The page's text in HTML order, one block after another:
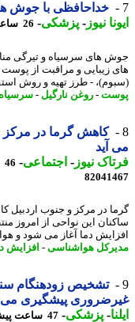
خداحافظی با جوش های
نیوز-پزشکی-26 ساعت پیش - شنبه 17 مرداد 1405، 10:46
های سرسیاه و تیرگی منافذ
زیبایی و مراقبت از پوست
- طرز تهیه و روش استفاده: 1. مخلوط
-روغن نارگیل -سرسیاه-
کاهش گرما در مرکز و
نیوز-اجتماعی-46 ساعت پیش - جمعه 16 مرداد 1405، 14:40
در مرکز و جنوب اردبیل
این نواحی از امروز منتظر
دما آغاز می شود و هوای
هواشناسی-افزایش دما-
تشخیص زودهنگام
پیشگیری می کند
-پزشکی-47 ساعت پیش - جمعه 16 مرداد 1405، 13:12